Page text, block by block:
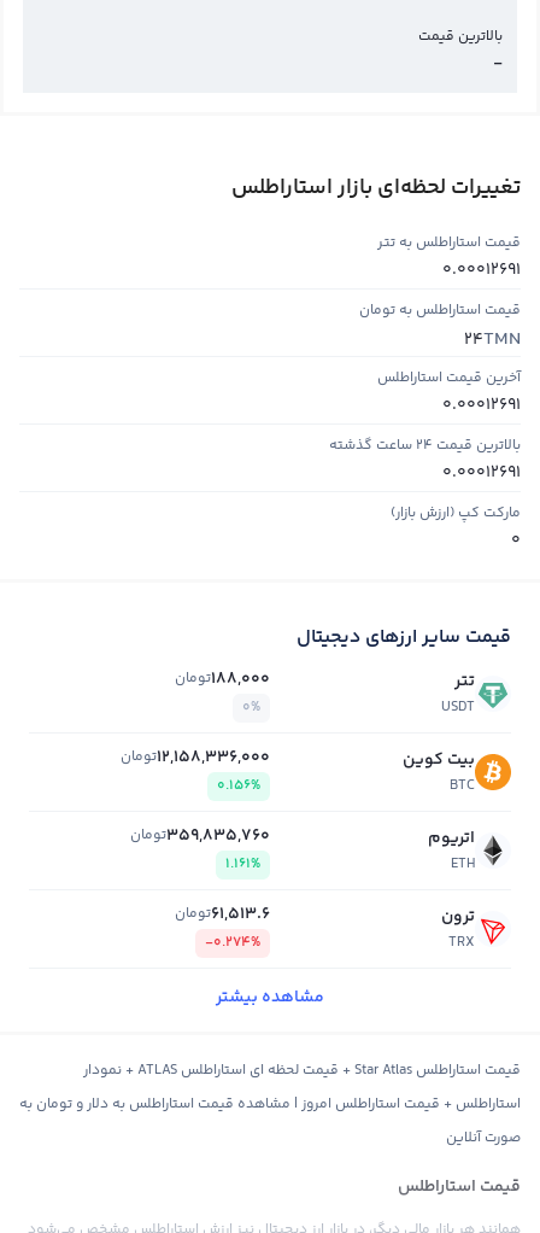
بالاترین قیمت
-
تغییرات لحظه‌ای بازار استاراطلس
قیمت استاراطلس به تتر
0.00012691
قیمت استاراطلس به تومان
TMN
24
آخرین قیمت استاراطلس
0.00012691
بالاترین قیمت ۲۴ ساعت گذشته
0.00012691
مارکت کپ (ارزش بازار)
0
قیمت سایر ارزهای دیجیتال
تتر
USDT
188,000تومان
0%
بیت کوین
BTC
12,158,336,000تومان
0.156%
اتریوم
ETH
359,835,760تومان
1.161%
ترون
TRX
61,513.6تومان
-0.274%
مشاهده بیشتر
قیمت استاراطلس Star Atlas + قیمت لحظه ای استاراطلس ATLAS + نمودار
استاراطلس + قیمت استاراطلس امروز | مشاهده قیمت استاراطلس به دلار و تومان به
صورت آنلاین
قیمت استاراطلس